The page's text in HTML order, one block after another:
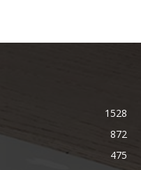
1528
872
475